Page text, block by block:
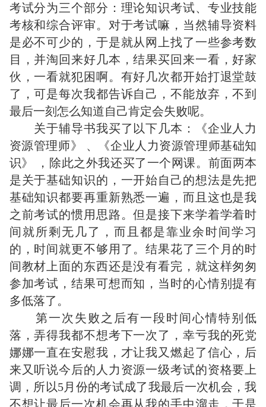
考试分为三个部分：理论知识考试、专业技能
考核和综合评审。对于考试嘛，当然辅导资料
是必不可少的，于是就从网上找了一些参考数
目，并淘回来好几本，结果买回来一看，好家
伙，一看就犯困啊。有好几次都开始打退堂鼓
了，可是每次我都告诉自己，不能放弃，不到
最后一刻怎么知道自己肯定会失败呢。
关于辅导书我买了以下几本：《企业人力
资源管理师》 、《企业人力资源管理师基础知
识》 ，除此之外我还买了一个网课。前面两本
是关于基础知识的，一开始自己的想法是先把
基础知识都要再重新熟悉一遍，而且这也是我
之前考试的惯用思路。但是接下来学着学着时
间就所剩无几了，而且都是靠业余时间学习
的，时间就更不够用了。结果花了三个月的时
间教材上面的东西还是没有看完，就这样匆匆
参加考试，结果可想而知，当时的心情别提有
多低落了。
第一次失败之后有一段时间心情特别低
落，弄得我都不想考下一次了，幸亏我的死党
娜娜一直在安慰我，才让我又燃起了信心，后
来又听说今后的人力资源一级考试的资格要上
调，所以5月份的考试成了我最后一次机会，我
不想让最后一次机会再从我的手中溜走，于是